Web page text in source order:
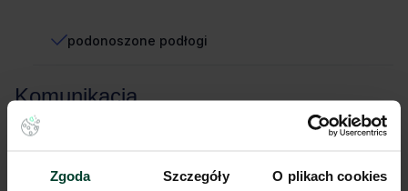
Zgoda Szczegóły O plikach cookies
podonoszone podłogi
Komunikacja
800m (do 10 min)
Lokalizacja biura